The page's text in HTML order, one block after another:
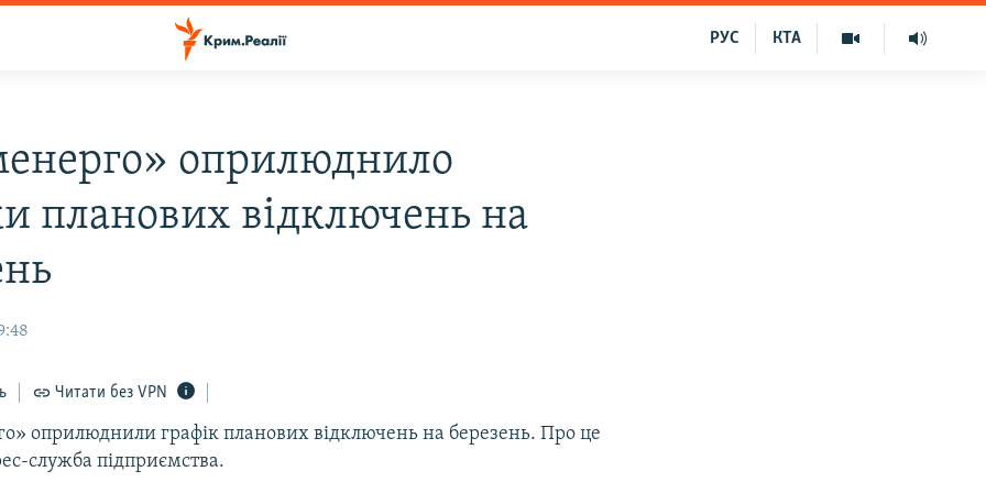
КТА
РУС
оприлюднило
планових відключень на
Читати без VPN
оприлюднили графік планових відключень на березень. Про це
служба підприємства.